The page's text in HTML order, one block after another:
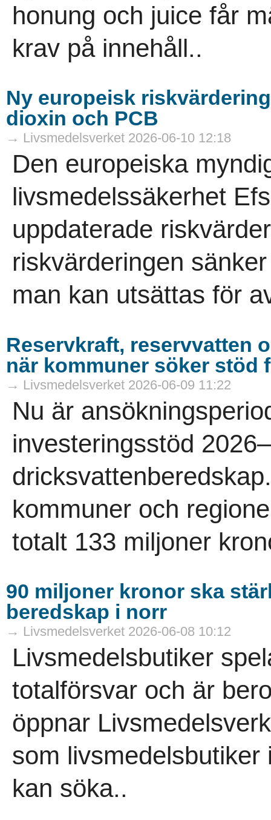
honung och juice får
krav på innehåll..
Ny europeisk
dioxin och PCB
→ Livsmedelsverket 2026-06-10 12:18
Den europeiska
livsmedelssäkerhet
uppdaterade
riskvärderingen
man kan utsättas för
Reservkraft, reservvatten
när kommuner söker stöd
→ Livsmedelsverket 2026-06-09 11:22
Nu är
investeringsstöd
kommuner och
totalt 133 miljoner
90 miljoner kronor ska
beredskap i norr
→ Livsmedelsverket 2026-06-08 10:12
Livsmedelsbutiker
totalförsvar och är
öppnar
som
kan söka..